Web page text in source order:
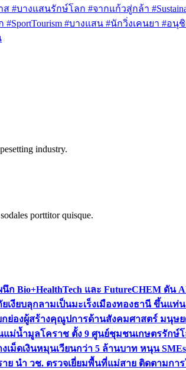
ส #บางแสนรักษ์โลก #จากแก้วสู่กล้า
ก #SportTourism #บางแสน #นักวิ่งเคนยา #
industry.
porttitor quisque.
ก Bio+HealthTech และ FutureCHEM
งียบลุกลามเป็นมะเร็งเมืองทองธานี ขึ้นแท่
ย่องผู้สร้างคุณูปการด้านสังคมศาสตร์ มนุ
แม่น้ำมูลโคราช ตั้ง 9 ศูนย์ชุมชนเกษตรรักษ์
เม็ดเงินหมุนเวียนกว่า 5 ล้านบาท หนุน
าย นำ วช. ตรวจเยี่ยมพื้นที่แม่สาย ติดตามก